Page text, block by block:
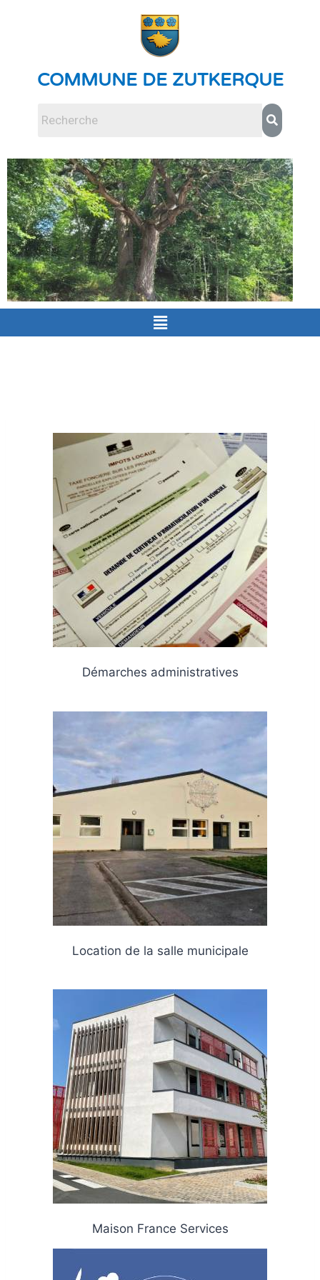
COMMUNE DE ZUTKERQUE
Démarches administratives
Location de la salle municipale
Maison France Services